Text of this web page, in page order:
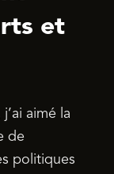
et
aimé la
de
politiques